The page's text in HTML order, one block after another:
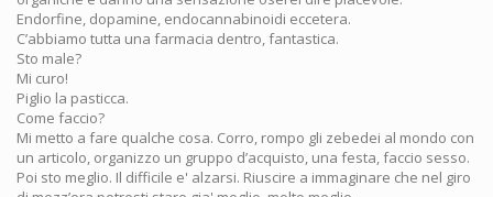
Endorfine, dopamine, endocannabinoidi eccetera.
C’abbiamo tutta una farmacia dentro, fantastica.
Sto male?
Mi curo!
Piglio la pasticca.
Come faccio?
Mi metto a fare qualche cosa. Corro, rompo gli zebedei al mondo con
un articolo, organizzo un gruppo d’acquisto, una festa, faccio sesso.
Poi sto meglio. Il difficile e' alzarsi. Riuscire a immaginare che nel giro